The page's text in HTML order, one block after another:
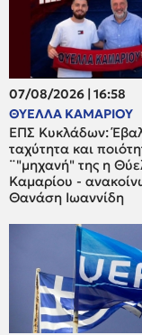
07/08/2026 | 16:58
ΘΥΕΛΛΑ ΚΑΜΑΡΙΟΥ
ΕΠΣ Κυκλάδων:
ταχύτητα και
¨"μηχανή" της η
Καμαρίου -
Θανάση Ιωαννίδη